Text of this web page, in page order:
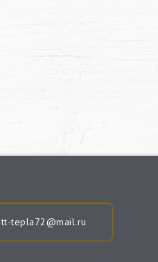
tt-tepla72@mail.ru